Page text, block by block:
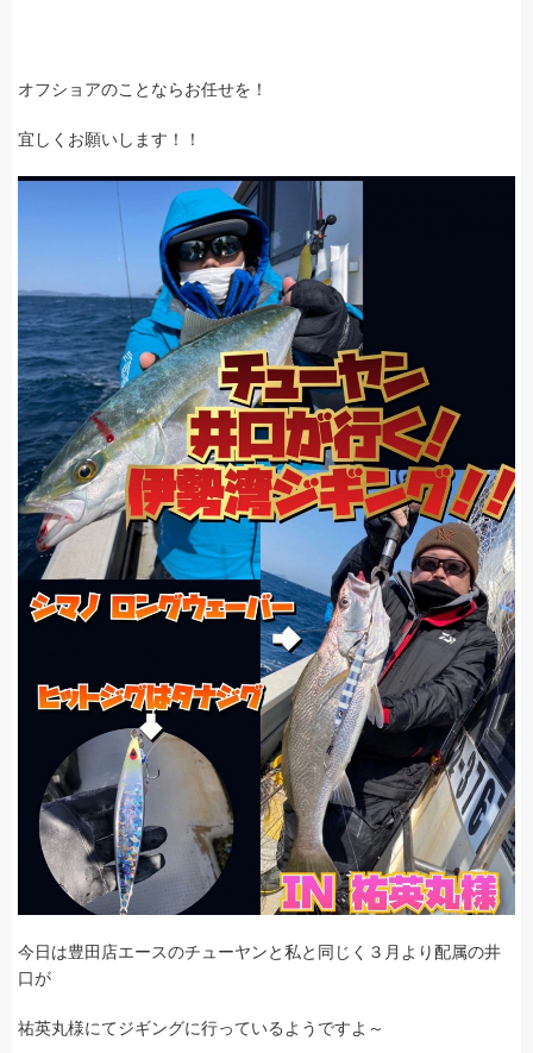
オフショアのことならお任せを！
宜しくお願いします！！
今日は豊田店エースのチューヤンと私と同じく３月より配属の井
口が
祐英丸様にてジギングに行っているようですよ～